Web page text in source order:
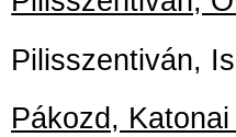
Pilisszentiván,
Pákozd,